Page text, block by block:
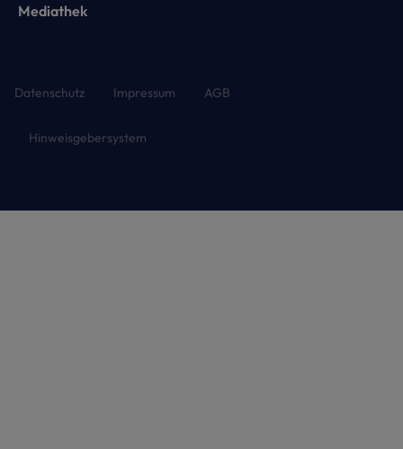
Mediathek
Datenschutz Impressum AGB
Hinweisgebersystem